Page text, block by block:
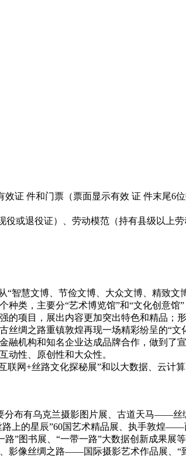
证 件和门票（票面显示有效 证 件末尾6位
或退役证）、劳动模范（持有县级以上
智慧文博、节俭文博、大众文博、精致文
类，主要分“艺术博览馆”和“文化创意馆”
项目，展出内容更加突出特色和精品；
绸之路重镇敦煌再现一场精彩纷呈的“
机构和知名企业达成品牌合作，做到了
动性、原创性和大众性。
网+丝路文化探秘展”和以大数据、云计
布有乌克兰摄影图片展、古道天马——丝
上的星辰”60国艺术精品展、执手敦煌
”图书展、“一带一路”大数据创新成果
影像丝绸之路——国际摄影艺术作品展、